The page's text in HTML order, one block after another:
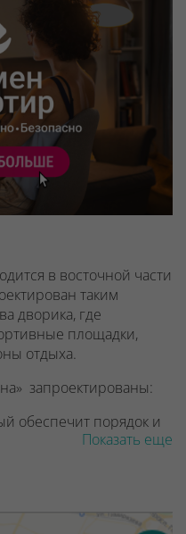
в восточной части
таким
дворика, где
площадки,
отдыха.
запроектированы:
обеспечит порядок и
собора XIV века и
Показать еще